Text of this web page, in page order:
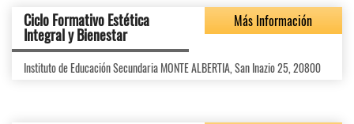
Ciclo Formativo Estética
Integral y Bienestar
Más Información
Instituto de Educación Secundaria MONTE ALBERTIA, San Inazio 25, 20800